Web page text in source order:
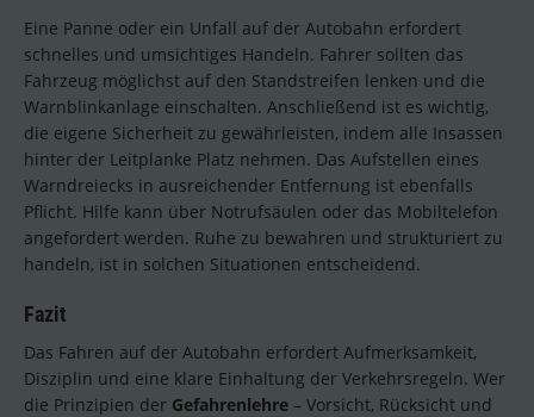
Eine Panne oder ein Unfall auf der Autobahn erfordert
schnelles und umsichtiges Handeln. Fahrer sollten das
Fahrzeug möglichst auf den Standstreifen lenken und die
Warnblinkanlage einschalten. Anschließend ist es wichtig,
die eigene Sicherheit zu gewährleisten, indem alle Insassen
hinter der Leitplanke Platz nehmen. Das Aufstellen eines
Warndreiecks in ausreichender Entfernung ist ebenfalls
Pflicht. Hilfe kann über Notrufsäulen oder das Mobiltelefon
angefordert werden. Ruhe zu bewahren und strukturiert zu
handeln, ist in solchen Situationen entscheidend.
Fazit
Das Fahren auf der Autobahn erfordert Aufmerksamkeit,
Disziplin und eine klare Einhaltung der Verkehrsregeln. Wer
die Prinzipien der Gefahrenlehre – Vorsicht, Rücksicht und